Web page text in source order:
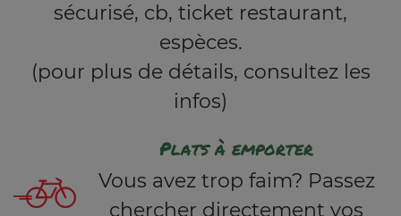
sécurisé, cb, ticket restaurant,
espèces.
(pour plus de détails, consultez les
infos)
Plats à emporter
Vous avez trop faim? Passez
chercher directement vos